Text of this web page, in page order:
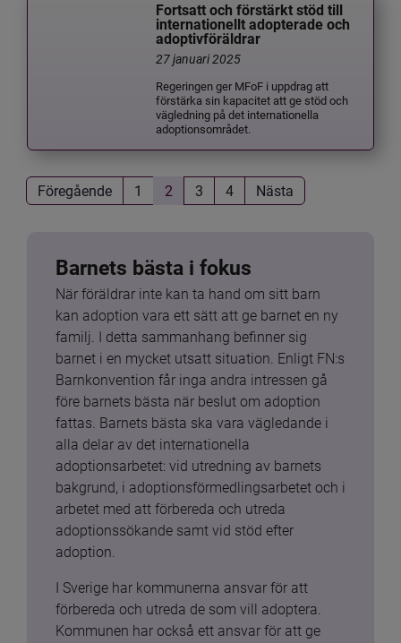
Fortsatt och förstärkt stöd till
internationellt adopterade och
adoptivföräldrar
27 januari 2025
Regeringen ger MFoF i uppdrag att
förstärka sin kapacitet att ge stöd och
vägledning på det internationella
adoptionsområdet.
Föregående 1 2 3 4 Nästa
Barnets bästa i fokus
När föräldrar inte kan ta hand om sitt barn
kan adoption vara ett sätt att ge barnet en ny
familj. I detta sammanhang befinner sig
barnet i en mycket utsatt situation. Enligt FN:s
Barnkonvention får inga andra intressen gå
före barnets bästa när beslut om adoption
fattas. Barnets bästa ska vara vägledande i
alla delar av det internationella
adoptionsarbetet: vid utredning av barnets
bakgrund, i adoptionsförmedlingsarbetet och i
arbetet med att förbereda och utreda
adoptionssökande samt vid stöd efter
adoption.
I Sverige har kommunerna ansvar för att
förbereda och utreda de som vill adoptera.
Kommunen har också ett ansvar för att ge